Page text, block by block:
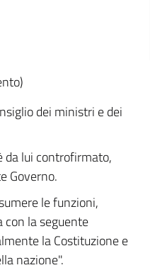
dei ministri e dei
da lui controfirmato,
Governo.
le funzioni,
con la seguente
la Costituzione e
nazione".